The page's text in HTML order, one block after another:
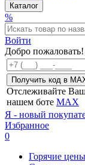
Каталог
%
Войти
Добро пожаловать!
Получить код в
Отслеживайте
нашем боте MAX
Я - новый
Избранное
0
Горячие цены